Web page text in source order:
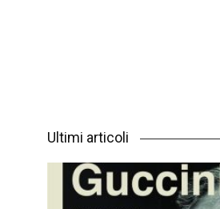
Ultimi articoli